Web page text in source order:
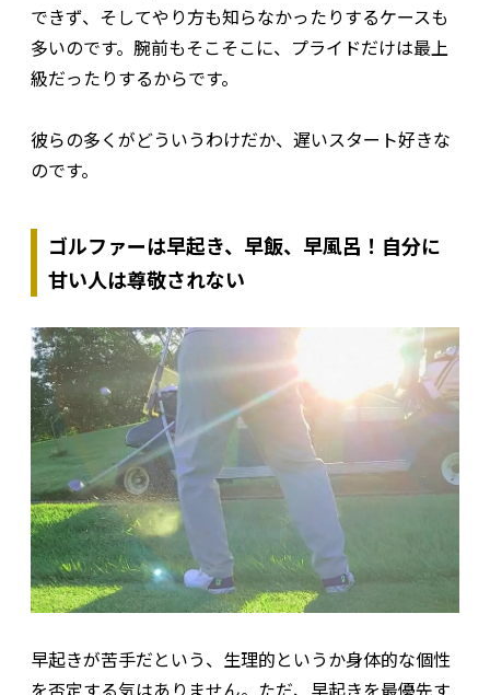
できず、そしてやり方も知らなかったりするケースも
多いのです。腕前もそこそこに、プライドだけは最上
級だったりするからです。
彼らの多くがどういうわけだか、遅いスタート好きな
のです。
ゴルファーは早起き、早飯、早風呂！自分に
甘い人は尊敬されない
早起きが苦手だという、生理的というか身体的な個性
を否定する気はありません。ただ、早起きを最優先す